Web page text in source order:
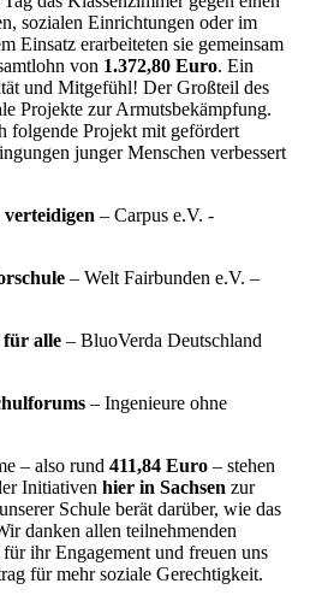
sozialen Einrichtungen oder im
Einsatz erarbeiteten sie gemeinsam
von 1.372,80 Euro. Ein
und Mitgefühl! Der Großteil des
Projekte zur Armutsbekämpfung.
folgende Projekt mit gefördert
junger Menschen verbessert
– Carpus e.V. -
– Welt Fairbunden e.V. –
für alle – BluoVerda Deutschland
– Ingenieure ohne
– also rund 411,84 Euro – stehen
Initiativen hier in Sachsen zur
Schule berät darüber, wie das
danken allen teilnehmenden
ihr Engagement und freuen uns
für mehr soziale Gerechtigkeit.